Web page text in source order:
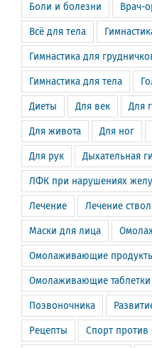
Боли и болезни Врач-
Всё для тела
Гимнастика для
Гимнастика для тела
Диеты Для век Для
Для живота Для ног
Для рук Дыхательная
ЛФК при нарушениях
Лечение Лечение
Маски для лица
Омолаживающие
Омолаживающие таблетки
Позвоночника
Рецепты Спорт